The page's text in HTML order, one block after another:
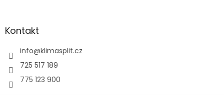
Kontakt
info@klimasplit.cz
725 517 189
775 123 900